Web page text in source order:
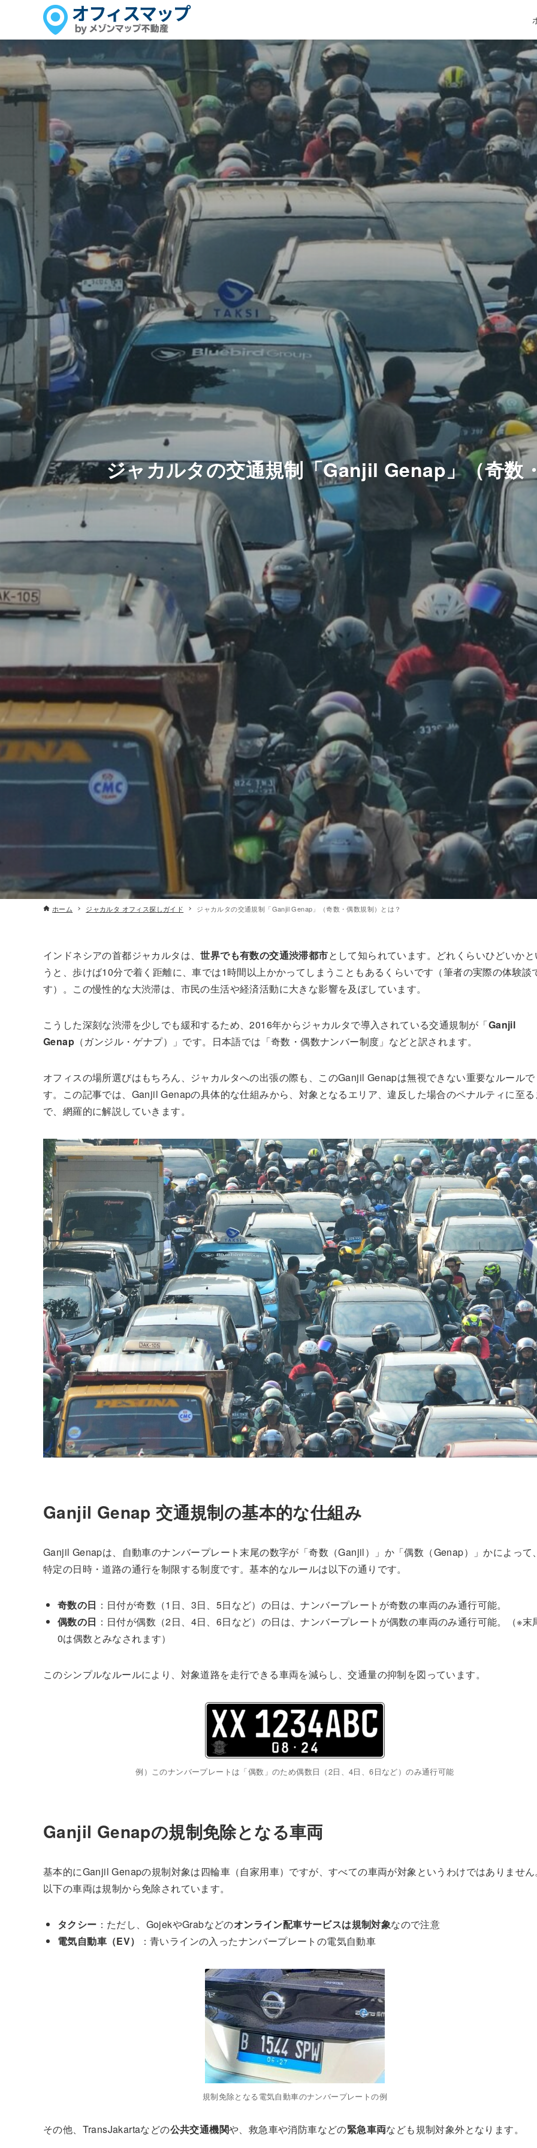
ジャカルタの交通規制「Ganjil Genap」（奇数
ホーム ジャカルタ オフィス探しガイド ジャカルタの交通規制「Ganjil Genap」（奇数・偶数規制）とは？
インドネシアの首都ジャカルタは、世界でも有数の交通渋滞都市として知られています。どれくらいひどいか
うと、歩けば10分で着く距離に、車では1時間以上かかってしまうこともあるくらいです（筆者の実際の体験談
す）。この慢性的な大渋滞は、市民の生活や経済活動に大きな影響を及ぼしています。
こうした深刻な渋滞を少しでも緩和するため、2016年からジャカルタで導入されている交通規制が「Ganjil
Genap （ガンジル・ゲナプ）」です。日本語では「奇数・偶数ナンバー制度」などと訳されます。
オフィスの場所選びはもちろん、ジャカルタへの出張の際も、このGanjil Genapは無視できない重要なルールで
す。この記事では、Ganjil Genapの具体的な仕組みから、対象となるエリア、違反した場合のペナルティに至
で、網羅的に解説していきます。
Ganjil Genap 交通規制の基本的な仕組み
Ganjil Genapは、自動車のナンバープレート末尾の数字が「奇数（Ganjil）」か「偶数（Genap）」かによって
特定の日時・道路の通行を制限する制度です。基本的なルールは以下の通りです。
奇数の日 ：日付が奇数（1日、3日、5日など）の日は、ナンバープレートが奇数の車両のみ通行可能。
偶数の日 ：日付が偶数（2日、4日、6日など）の日は、ナンバープレートが偶数の車両のみ通行可能。（※末
0は偶数とみなされます）
このシンプルなルールにより、対象道路を走行できる車両を減らし、交通量の抑制を図っています。
例）このナンバープレートは「偶数」のため偶数日（2日、4日、6日など）のみ通行可能
Ganjil Genapの規制免除となる車両
基本的にGanjil Genapの規制対象は四輪車（自家用車）ですが、すべての車両が対象というわけではありませ
以下の車両は規制から免除されています。
タクシー ：ただし、GojekやGrabなどのオンライン配車サービスは規制対象なので注意
電気自動車（EV）
：青いラインの入ったナンバープレートの電気自動車
規制免除となる電気自動車のナンバープレートの例
その他、TransJakartaなどの公共交通機関や、救急車や消防車などの緊急車両なども規制対象外となります。